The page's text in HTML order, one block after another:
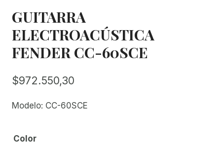
GUITARRA
ELECTROACÚSTICA
FENDER CC-60SCE
$972.550,30
Modelo: CC-60SCE
Color